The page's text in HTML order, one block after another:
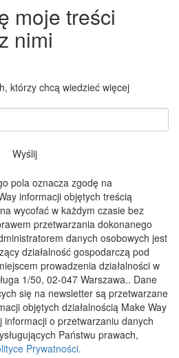
moje treści
nimi
którzy chcą wiedzieć więcej
Wyślij
pola oznacza zgodę na
informacji objętych treścią
wycofać w każdym czasie bez
przetwarzania dokonanego
danych osobowych jest
działalność gospodarczą pod
prowadzenia działalności w
1/50, 02-047 Warszawa.. Dane
się na newsletter są przetwarzane
objętych działalnością Make Way
o przetwarzaniu danych
Państwu prawach,
Prywatności.